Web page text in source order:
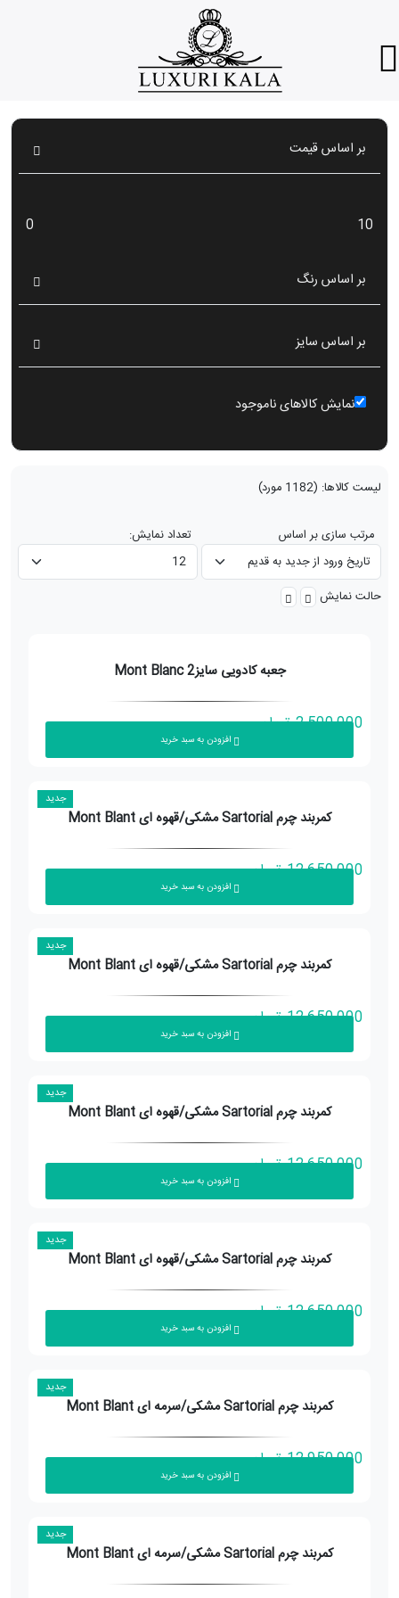
بر اساس قیمت
10
0
بر اساس رنگ
بر اساس سایز
نمایش کالاهای ناموجود
لیست کالاها: (1182 مورد)
مرتب سازی بر اساس تعداد نمایش:
حالت نمایش
جعبه کادویی سایز2 Mont Blanc
2,500,000تومان
افزودن به سبد خرید
جدید
کمربند چرم Sartorial مشکی/قهوه ای Mont Blant
12,650,000تومان
افزودن به سبد خرید
جدید
کمربند چرم Sartorial مشکی/قهوه ای Mont Blant
12,650,000تومان
افزودن به سبد خرید
جدید
کمربند چرم Sartorial مشکی/قهوه ای Mont Blant
12,650,000تومان
افزودن به سبد خرید
جدید
کمربند چرم Sartorial مشکی/قهوه ای Mont Blant
12,650,000تومان
افزودن به سبد خرید
جدید
کمربند چرم Sartorial مشکی/سرمه ای Mont Blant
12,950,000تومان
افزودن به سبد خرید
جدید
کمربند چرم Sartorial مشکی/سرمه ای Mont Blant